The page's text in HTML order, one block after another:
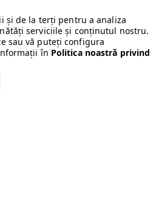
și de la terți pentru a analiza
serviciile și conținutul nostru.
sau vă puteți configura
în Politica noastră privind
the brand